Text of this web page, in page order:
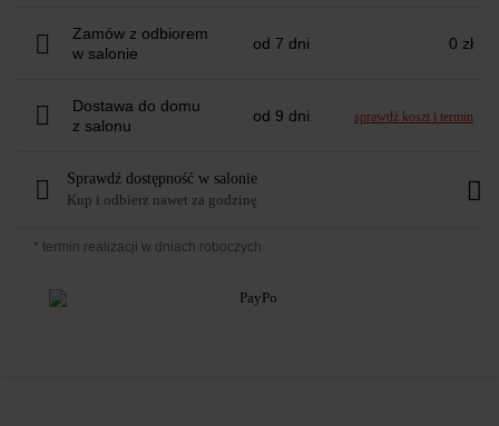
Zamów z odbiorem
w salonie
od 7 dni 0 zł
Dostawa do domu
z salonu
od 9 dni sprawdź koszt i termin
Sprawdź dostępność w salonie
Kup i odbierz nawet za godzinę
* termin realizacji w dniach roboczych